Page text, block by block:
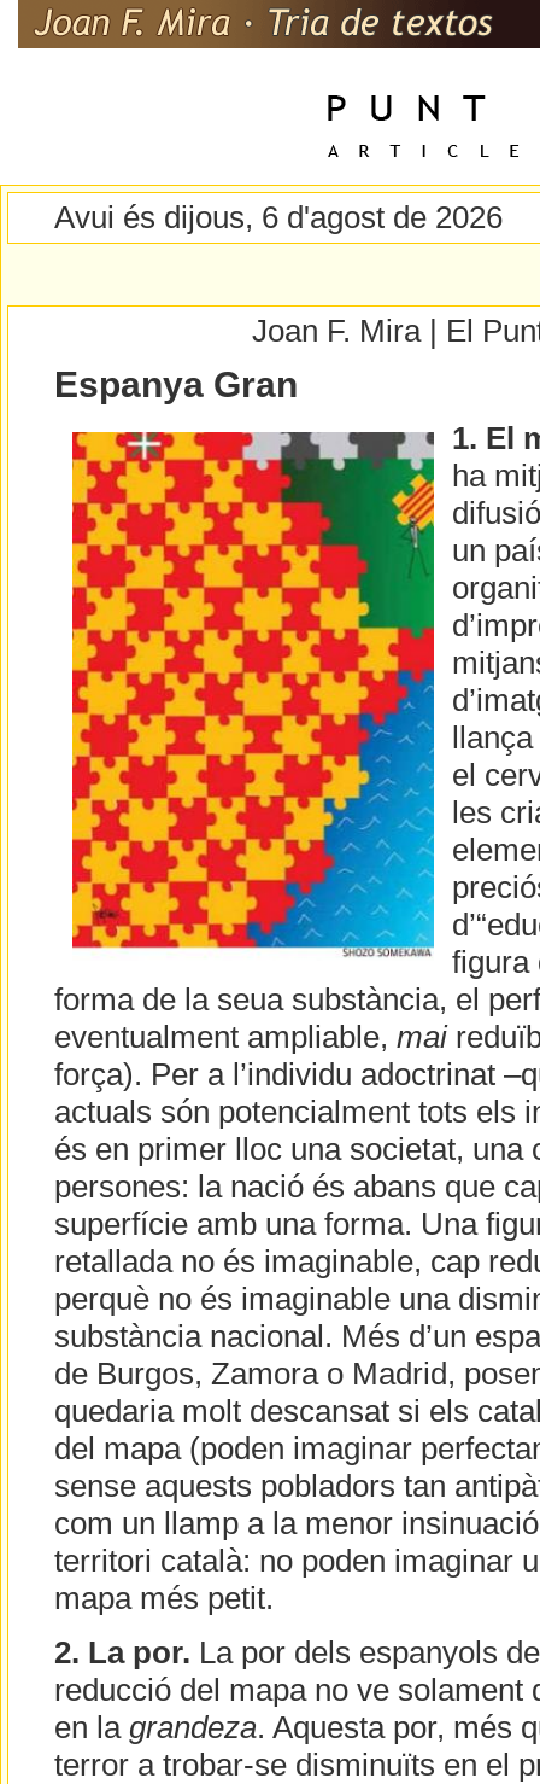
Avui és dijous, 6 d'agost de 2026
Joan F. Mira | El
Espanya Gran
1. El
ha
un
el
les
figura
forma de la seua substància, el
eventualment ampliable, mai
força). Per a l’individu adoctrinat
actuals són potencialment tots els
és en primer lloc una societat, una
persones: la nació és abans que
superfície amb una forma. Una
retallada no és imaginable, cap
perquè no és imaginable una
substància nacional. Més d’un
de Burgos, Zamora o Madrid,
quedaria molt descansat si els
del mapa (poden imaginar
sense aquests pobladors tan
com un llamp a la menor
territori català: no poden imaginar
mapa més petit.
2. La por. La por dels espanyols
reducció del mapa no ve solament
en la grandeza. Aquesta por, més
terror a trobar-se disminuïts en el